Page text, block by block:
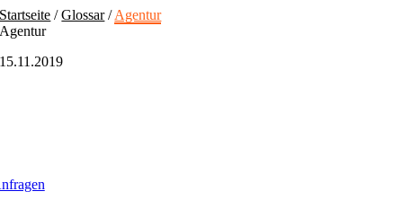
Skip
to
Startseite / Glossar / Agentur
Agentur
15.11.2019